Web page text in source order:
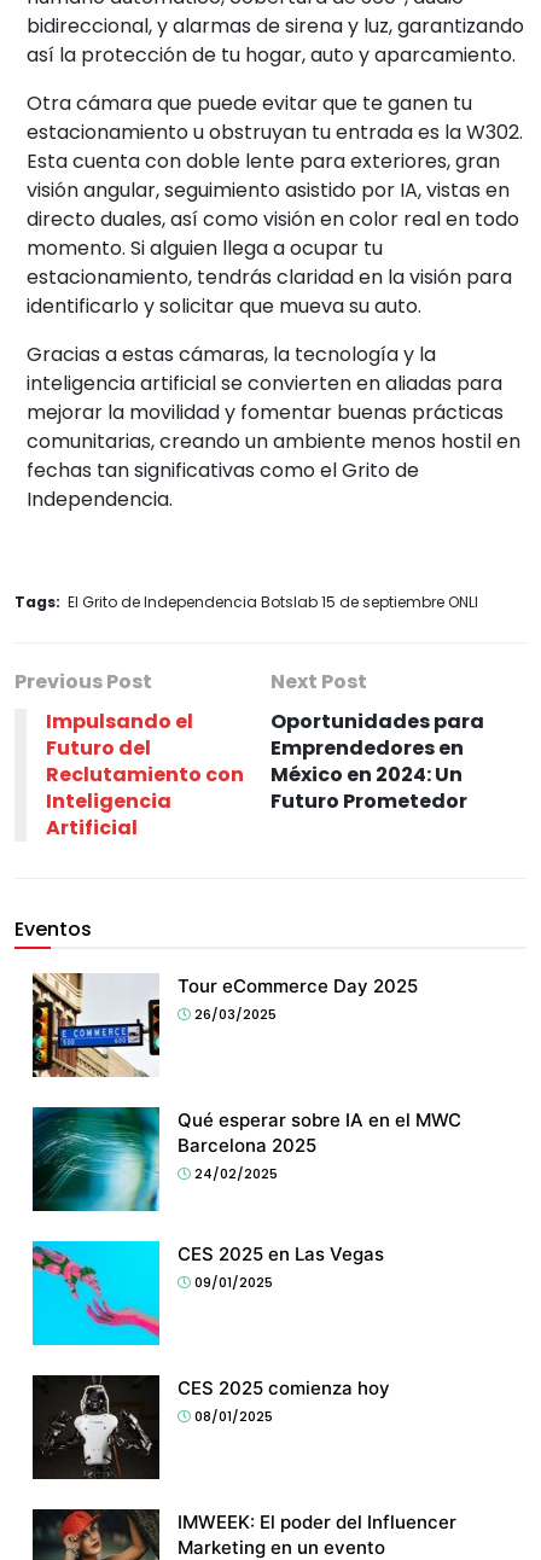
bidireccional, y alarmas de sirena y luz, garantizando
así la protección de tu hogar, auto y aparcamiento.
Otra cámara que puede evitar que te ganen tu
estacionamiento u obstruyan tu entrada es la W302.
Esta cuenta con doble lente para exteriores, gran
visión angular, seguimiento asistido por IA, vistas en
directo duales, así como visión en color real en todo
momento. Si alguien llega a ocupar tu
estacionamiento, tendrás claridad en la visión para
identificarlo y solicitar que mueva su auto.
Gracias a estas cámaras, la tecnología y la
inteligencia artificial se convierten en aliadas para
mejorar la movilidad y fomentar buenas prácticas
comunitarias, creando un ambiente menos hostil en
fechas tan significativas como el Grito de
Independencia.
Tags: El Grito de Independencia Botslab 15 de septiembre ONLI
Previous Post
Impulsando el
Futuro del
Reclutamiento con
Inteligencia
Artificial
Next Post
Oportunidades para
Emprendedores en
México en 2024: Un
Futuro Prometedor
Eventos
Tour eCommerce Day 2025
26/03/2025
Qué esperar sobre IA en el MWC
Barcelona 2025
24/02/2025
CES 2025 en Las Vegas
09/01/2025
CES 2025 comienza hoy
08/01/2025
IMWEEK: El poder del Influencer
Marketing en un evento